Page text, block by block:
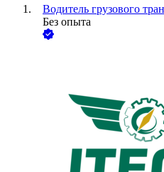
Водитель грузового
Без опыта